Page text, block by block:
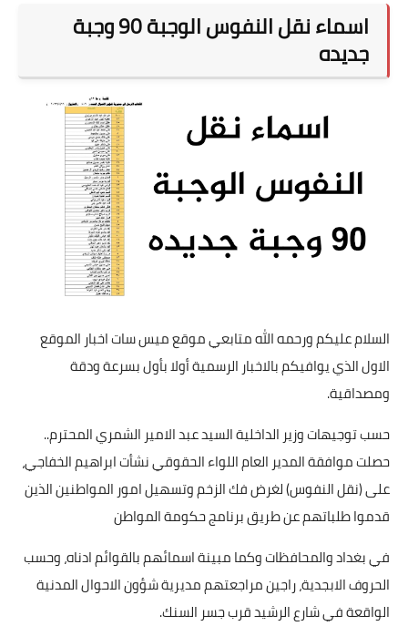
اسماء نقل النفوس الوجبة 90 وجبة
جديده
السلام عليكم ورحمه الله متابعي موقع ميس سات اخبار الموقع
الاول الذي يوافيكم بالاخبار الرسمية أولا بأول بسرعة ودقة
ومصداقية.
حسب توجيهات وزير الداخلية السيد عبد الامير الشمري المحترم..
حصلت موافقة المدير العام اللواء الحقوقي نشأت ابراهيم الخفاجي،
على (نقل النفوس) لغرض فك الزخم وتسهيل امور المواطنين الذين
قدموا طلباتهم عن طريق برنامج حكومة المواطن
في بغداد والمحافظات وكما مبينة اسمائهم بالقوائم ادناه، وحسب
الحروف الابجدية، راجين مراجعتهم مديرية شؤون الاحوال المدنية
الواقعة في شارع الرشيد قرب جسر السنك.